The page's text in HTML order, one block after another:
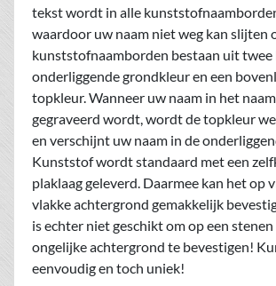
tekst wordt in alle
waardoor uw naam niet weg kan slijten
kunststofnaamborden bestaan uit twee
onderliggende grondkleur en een
topkleur. Wanneer uw naam in het
gegraveerd wordt, wordt de topkleur
en verschijnt uw naam in de
Kunststof wordt standaard met een
plaklaag geleverd. Daarmee kan het op
vlakke achtergrond gemakkelijk
is echter niet geschikt om op een
ongelijke achtergrond te bevestigen!
eenvoudig en toch uniek!